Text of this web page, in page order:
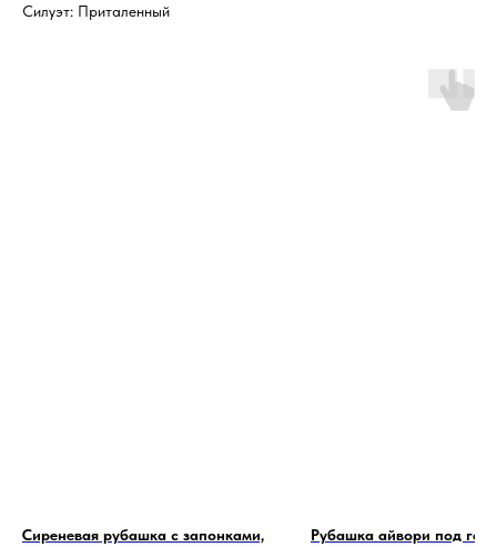
Силуэт: Приталенный
Сиреневая рубашка с запонками,
Рубашка айвори под